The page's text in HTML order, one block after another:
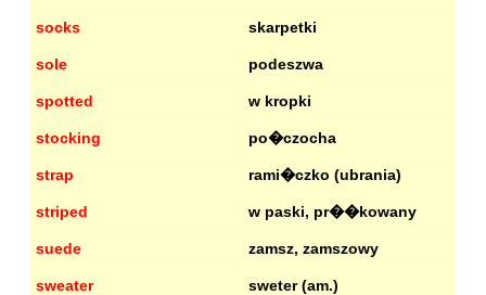
socks skarpetki
sole podeszwa
spotted w kropki
stocking po�czocha
strap rami�czko (ubrania)
striped w paski, pr��kowany
suede zamsz, zamszowy
sweater sweter (am.)